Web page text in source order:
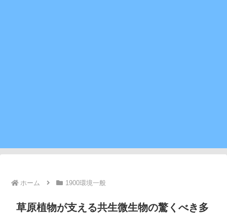
ホーム 1900環境一般
草原植物が支える共生微生物の驚くべき多